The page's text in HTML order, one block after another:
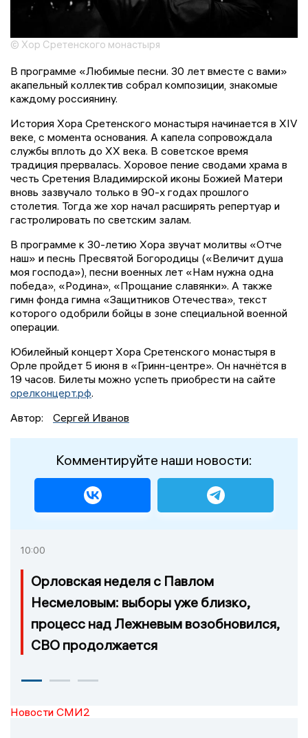
© Хор Сретенского монастыря
В программе «Любимые песни. 30 лет вместе с вами»
акапельный коллектив собрал композиции, знакомые
каждому россиянину.
История Хора Сретенского монастыря начинается в XIV
веке, с момента основания. А капела сопровождала
службы вплоть до XX века. В советское время
традиция прервалась. Хоровое пение сводами храма в
честь Сретения Владимирской иконы Божией Матери
вновь зазвучало только в 90-х годах прошлого
столетия. Тогда же хор начал расширять репертуар и
гастролировать по светским залам.
В программе к 30-летию Хора звучат молитвы «Отче
наш» и песнь Пресвятой Богородицы («Величит душа
моя господа»), песни военных лет «Нам нужна одна
победа», «Родина», «Прощание славянки». А также
гимн фонда гимна «Защитников Отечества», текст
которого одобрили бойцы в зоне специальной военной
операции.
Юбилейный концерт Хора Сретенского монастыря в
Орле пройдет 5 июня в «Гринн-центре». Он начнётся в
19 часов. Билеты можно успеть приобрести на сайте
орелконцерт.рф.
Автор:
Сергей Иванов
Комментируйте наши новости:
10:00
Орловская неделя с Павлом
Несмеловым: выборы уже близко,
процесс над Лежневым возобновился,
СВО продолжается
Новости СМИ2